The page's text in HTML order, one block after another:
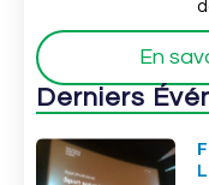
En
Derniers